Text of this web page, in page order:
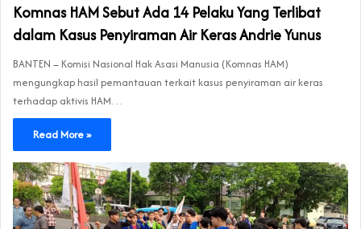
Komnas HAM Sebut Ada 14 Pelaku Yang Terlibat
dalam Kasus Penyiraman Air Keras Andrie Yunus
BANTEN – Komisi Nasional Hak Asasi Manusia (Komnas HAM)
mengungkap hasil pemantauan terkait kasus penyiraman air keras
terhadap aktivis HAM…
Read More »